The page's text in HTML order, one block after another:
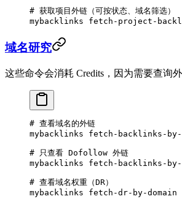
# 获取项目外链（可按状态、域名筛选）
mybacklinks fetch-project-
域名研究
这些命令会消耗 Credits，因为需要查询
# 查看域名的外链
mybacklinks fetch-backlinks-by-
# 只查看 Dofollow 外链
mybacklinks fetch-backlinks-by-
# 查看域名权重（DR）
mybacklinks fetch-dr-by-domain